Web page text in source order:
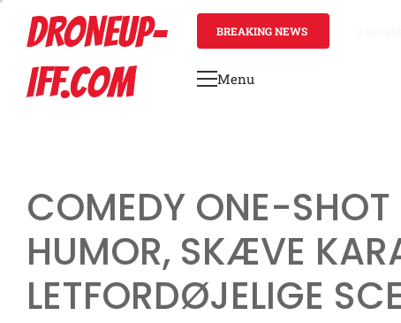
contentDRONEUP-
IFF.COM
BREAKING NEWS
Primary
Menu
COMEDY ONE-SHOT
HUMOR, SKÆVE
LETFORDØJELIGE